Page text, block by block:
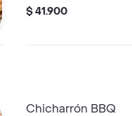
$ 41.900
Chicharrón BBQ